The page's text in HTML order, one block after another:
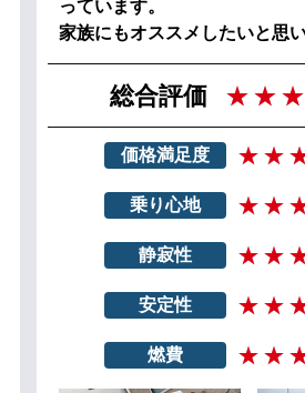
っています。
家族にもオススメしたいと思い
総合評価
価格満足度
乗り心地
静寂性
安定性
燃費